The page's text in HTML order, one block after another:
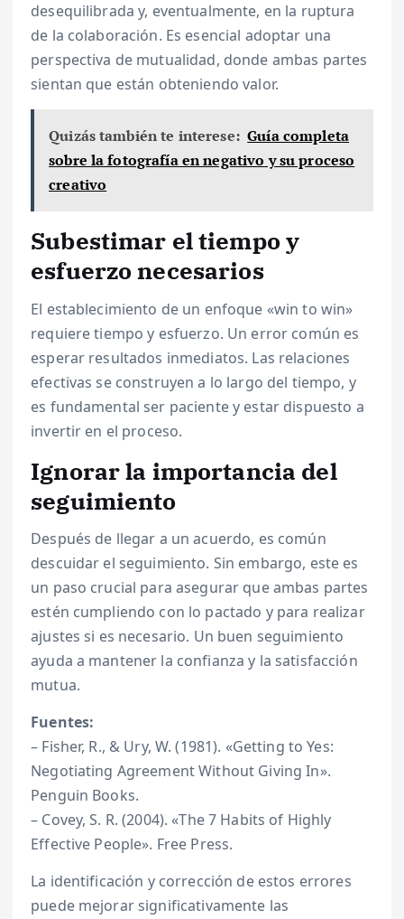
desequilibrada y, eventualmente, en la ruptura
de la colaboración. Es esencial adoptar una
perspectiva de mutualidad, donde ambas partes
sientan que están obteniendo valor.
Quizás también te interese: Guía completa
sobre la fotografía en negativo y su proceso
creativo
Subestimar el tiempo y
esfuerzo necesarios
El establecimiento de un enfoque «win to win»
requiere tiempo y esfuerzo. Un error común es
esperar resultados inmediatos. Las relaciones
efectivas se construyen a lo largo del tiempo, y
es fundamental ser paciente y estar dispuesto a
invertir en el proceso.
Ignorar la importancia del
seguimiento
Después de llegar a un acuerdo, es común
descuidar el seguimiento. Sin embargo, este es
un paso crucial para asegurar que ambas partes
estén cumpliendo con lo pactado y para realizar
ajustes si es necesario. Un buen seguimiento
ayuda a mantener la confianza y la satisfacción
mutua.
Fuentes:
– Fisher, R., & Ury, W. (1981). «Getting to Yes:
Negotiating Agreement Without Giving In».
Penguin Books.
– Covey, S. R. (2004). «The 7 Habits of Highly
Effective People». Free Press.
La identificación y corrección de estos errores
puede mejorar significativamente las